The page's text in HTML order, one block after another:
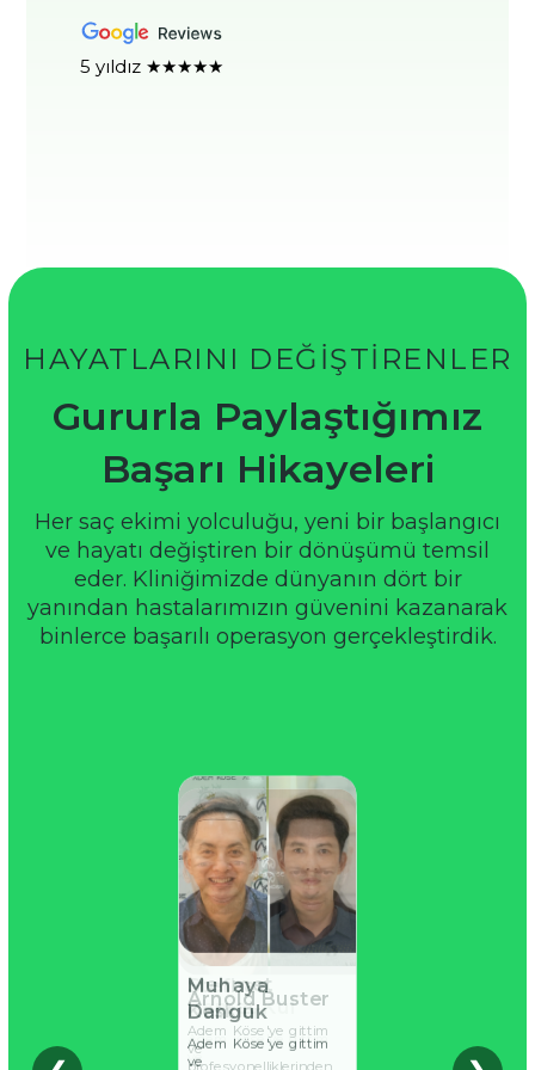
5 yıldız ★★★★★
HAYATLARINI DEĞİŞTİRENLER
Gururla Paylaştığımız
Başarı Hikayeleri
Her saç ekimi yolculuğu, yeni bir başlangıcı
ve hayatı değiştiren bir dönüşümü temsil
eder. Kliniğimizde dünyanın dört bir
yanından hastalarımızın güvenini kazanarak
binlerce başarılı operasyon gerçekleştirdik.
Ahmet Kul
Adem Köse'ye gittim
ve
Stefhan
Guttier
Adem Köse'ye gittim
ve
Mehmet
Keskin
Adem Köse'ye gittim
ve
Arnold Buster
Adem Köse'ye gittim
ve
Muhaya
Danguk
Adem Köse'ye gittim
ve